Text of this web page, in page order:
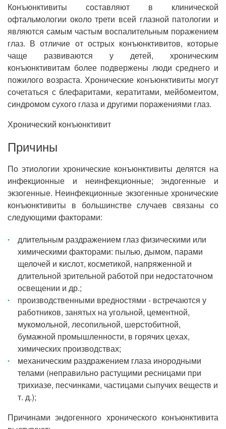
Конъюнктивиты составляют в клинической
офтальмологии около трети всей глазной патологии и
являются самым частым воспалительным поражением
глаз. В отличие от острых конъюнктивитов, которые
чаще развиваются у детей, хроническим
конъюнктивитам более подвержены люди среднего и
пожилого возраста. Хронические конъюнктивиты могут
сочетаться с блефаритами, кератитами, мейбомеитом,
синдромом сухого глаза и другими поражениями глаз.
Хронический конъюнктивит
Причины
По этиологии хронические конъюнктивиты делятся на
инфекционные и неинфекционные; эндогенные и
экзогенные. Неинфекционные экзогенные хронические
конъюнктивиты в большинстве случаев связаны со
следующими факторами:
длительным раздражением глаз физическими или
химическими факторами: пылью, дымом, парами
щелочей и кислот, косметикой, напряженной и
длительной зрительной работой при недостаточном
освещении и др.;
производственными вредностями - встречаются у
работников, занятых на угольной, цементной,
мукомольной, лесопильной, шерстобитной,
бумажной промышленности, в горячих цехах,
химических производствах;
механическим раздражением глаза инородными
телами (неправильно растущими ресницами при
трихиазе, песчинками, частицами сыпучих веществ и
т. д.);
Причинами эндогенного хронического конъюнктивита